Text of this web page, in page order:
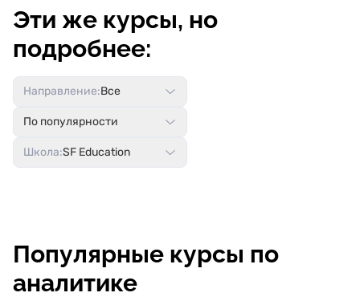
Эти же курсы, но
подробнее:
Направление:Все
По популярности
Школа:SF Education
Популярные курсы по
аналитике